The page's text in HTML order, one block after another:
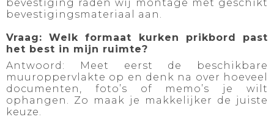
bevestiging raden wij montage met geschikt
bevestigingsmateriaal aan.
Vraag: Welk formaat kurken prikbord past
het best in mijn ruimte?
Antwoord: Meet eerst de beschikbare
muuroppervlakte op en denk na over hoeveel
documenten, foto’s of memo’s je wilt
ophangen. Zo maak je makkelijker de juiste
keuze.